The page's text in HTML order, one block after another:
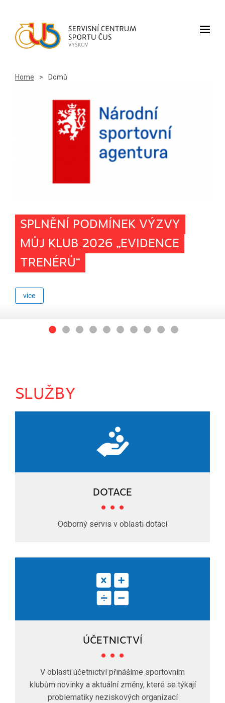
Home > Domů
SPLNĚNÍ PODMÍNEK VÝZVY
MŮJ KLUB 2026 „EVIDENCE
TRENÉRŮ“
více
SLUŽBY
DOTACE
Odborný servis v oblasti dotací
ÚČETNICTVÍ
V oblasti účetnictví přinášíme sportovním
klubům novinky a aktuální změny, které se týkají
problematiky neziskových organizací